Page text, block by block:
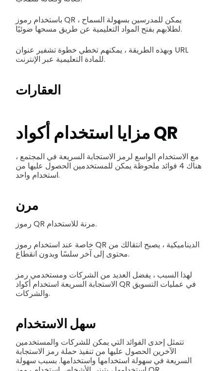
باستخدام رموز QR ، يمكن للمدرسين بسهولة السماح
لطلابهم بفتح المواد التعليمية عن طريق مسحها ضوئيًا.
وبهذه الطريقة ، يمكنهم تخطي خطوة تشفير عنوان URL
للمادة التعليمية عبر الإنترنت.
العقارات
مزايا استخدام أكواد QR
مع الاستخدام الواسع لرمز الاستجابة السريعة في المجتمع ،
هناك 4 فوائد ملحوظة يمكن للمستخدمين الحصول عليها من
استخدام واحد.
مرن
رموز QR مرنة للاستخدام.
خاصة عند استخدام رموز QR الديناميكية ، يصبح انتقالك من
محتوى إلى آخر سلسًا وبدون انقطاع.
لهذا السبب ، يفضل العديد من الشركات ومستخدمي رمز
الاستجابة السريعة استخدام أكواد QR في عمليات التسويق
والشركات.
سهل الاستخدام
تتمثل إحدى الفوائد التي يمكن للشركات والمستخدمين
الآخرين الحصول عليها من تنفيذ حملة رمز الاستجابة
السريعة في سهولة استخدامها واستخدامها. بسبب سهولة